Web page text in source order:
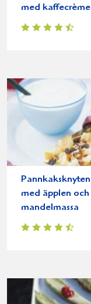
med kaffecrème
Pannkaksknyten
med äpplen och
mandelmassa